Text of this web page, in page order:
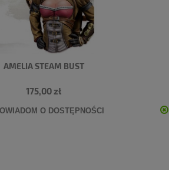
AMELIA STEAM BUST
175,00 zł
O DOSTĘPNOŚCI